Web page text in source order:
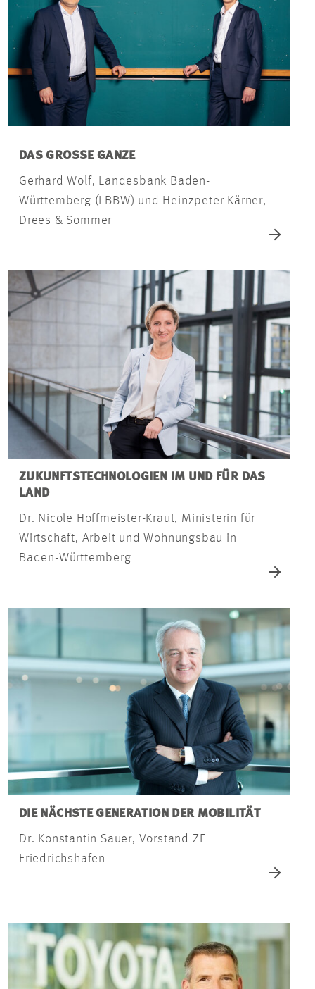
DAS GROSSE GANZE
Gerhard Wolf, Landesbank Baden-
Württemberg (LBBW) und Heinzpeter Kärner,
Drees & Sommer
ZUKUNFTSTECHNOLOGIEN IM UND FÜR DAS
LAND
Dr. Nicole Hoffmeister-Kraut, Ministerin für
Wirtschaft, Arbeit und Wohnungsbau in
Baden-Württemberg
DIE NÄCHSTE GENERATION DER MOBILITÄT
Dr. Konstantin Sauer, Vorstand ZF
Friedrichshafen